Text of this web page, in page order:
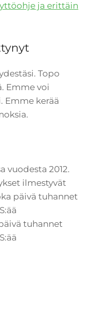
ja erittäin
Topo
Emme voi
Emme kerää
vuodesta 2012.
ilmestyvät
päivä tuhannet
tuhannet